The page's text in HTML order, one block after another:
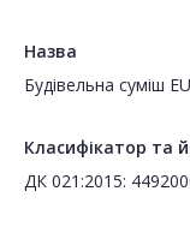
Назва
Будівельна суміш
Класифікатор та
ДК 021:2015: